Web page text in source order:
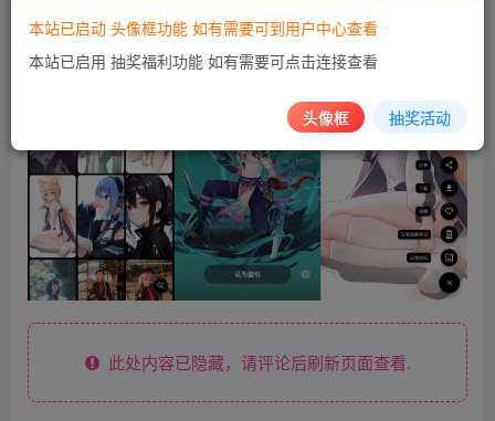
此处内容已隐藏，请评论后刷新页面查看.
本站已启动 头像框功能 如有需要可到用户中心查看
本站已启用 抽奖福利功能 如有需要可点击连接查看
头像框 抽奖活动